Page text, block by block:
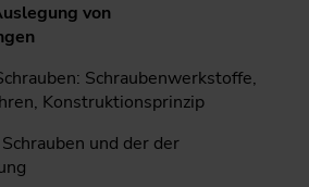
von
Schraubenwerkstoffe,
Konstruktionsprinzip
und der der